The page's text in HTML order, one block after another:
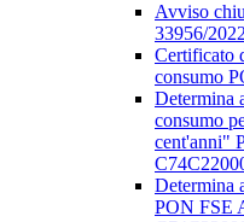
Avviso
33956/
Certificato
consumo
Determina
consumo
cent'anni"
Determina
PON FSE